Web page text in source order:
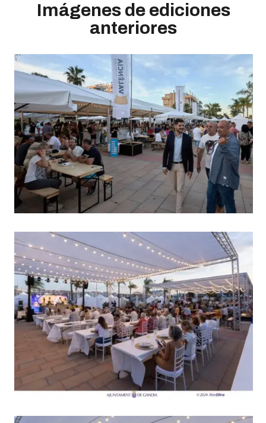
Imágenes de ediciones
anteriores